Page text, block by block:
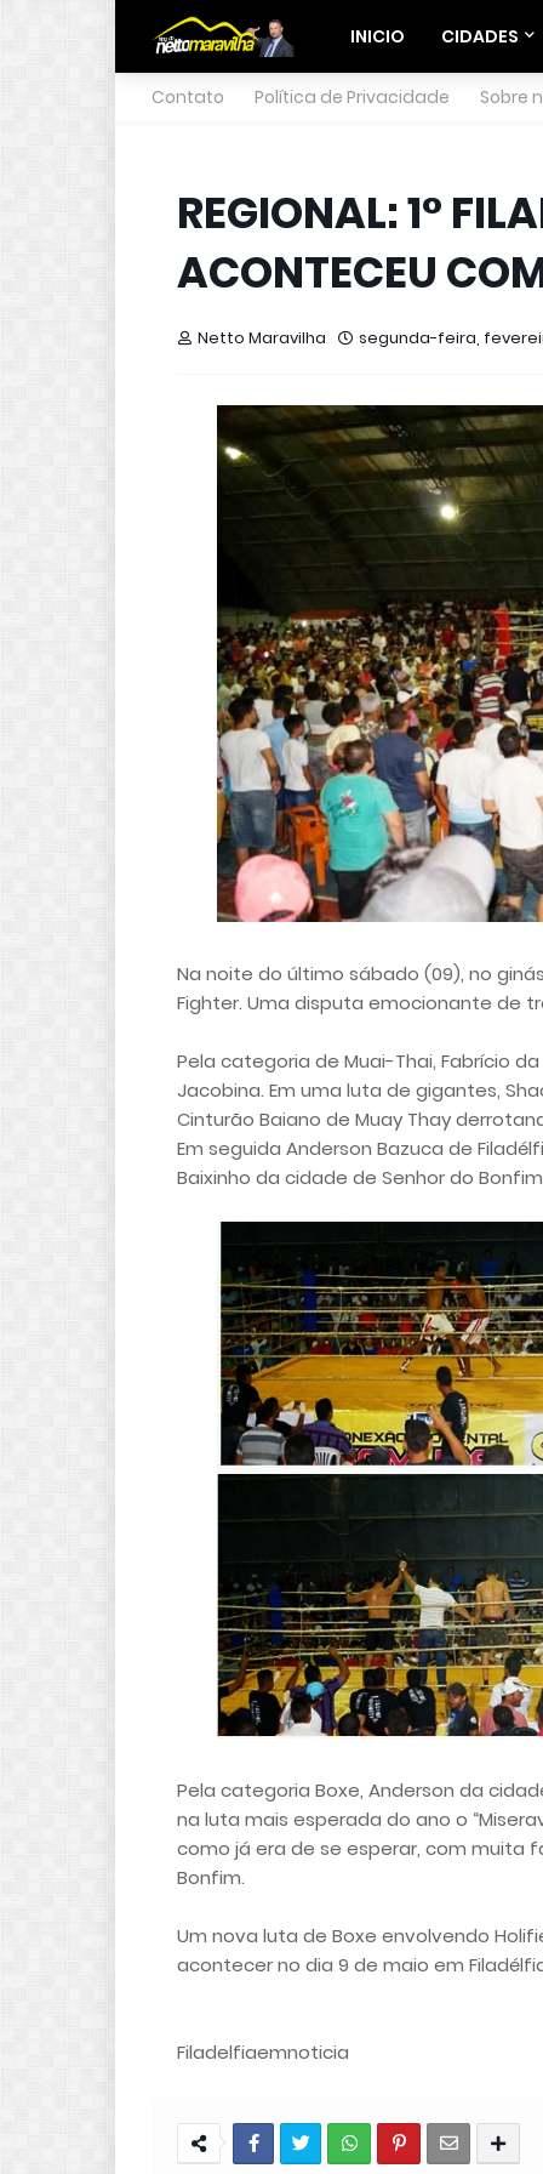
INICIO CIDADES
Contato Política de Privacidade Sobre
REGIONAL: 1°
ACONTECEU
Netto Maravilha segunda-feira,
Na noite do último sábado (09), no
Fighter. Uma disputa emocionante de
Pela categoria de Muai-Thai, Fabrício
Jacobina. Em uma luta de gigantes,
Cinturão Baiano de Muay Thay
Em seguida Anderson Bazuca de
Baixinho da cidade de Senhor do
Pela categoria Boxe, Anderson da
na luta mais esperada do ano o
como já era de se esperar, com muita
Bonfim.
Um nova luta de Boxe envolvendo
acontecer no dia 9 de maio em
Filadelfiaemnoticia